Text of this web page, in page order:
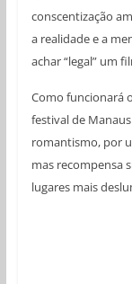
conscentização
a realidade e a
achar “legal” um
Como funcionará
festival de
romantismo, por
mas recompensa
lugares mais